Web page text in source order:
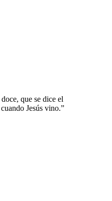
que se dice el
Jesús vino.”